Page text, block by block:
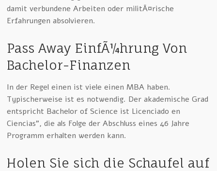
damit verbundene Arbeiten oder militÃ¤rische
Erfahrungen absolvieren.
Pass Away EinfÃ¼hrung Von
Bachelor-Finanzen
In der Regel einen ist viele einen MBA haben.
Typischerweise ist es notwendig. Der akademische Grad
entspricht Bachelor of Science ist Licenciado en
Ciencias”, die als Folge der Abschluss eines 46 Jahre
Programm erhalten werden kann.
Holen Sie sich die Schaufel auf